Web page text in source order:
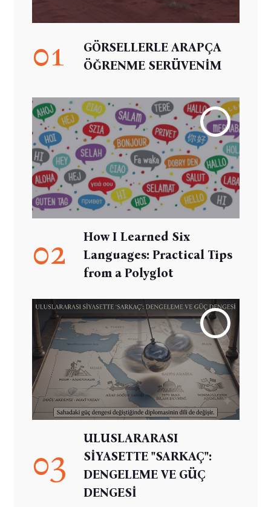
01
GÖRSELLERLE ARAPÇA
ÖĞRENME SERÜVENİM
02
How I Learned Six
Languages: Practical Tips
from a Polyglot
03
ULUSLARARASI
SİYASETTE "SARKAÇ":
DENGELEME VE GÜÇ
DENGESİ